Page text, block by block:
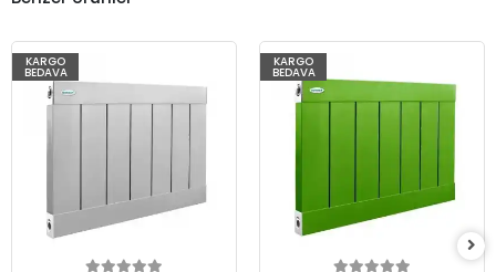
KARGO
BEDAVA
KARGO
BEDAVA